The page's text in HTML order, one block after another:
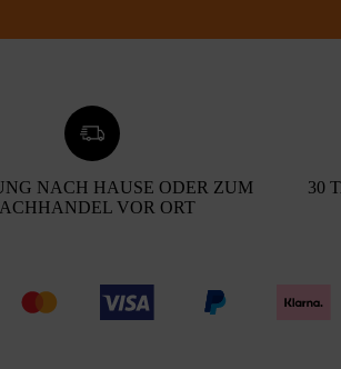
NACH HAUSE ODER ZUM
VOR ORT
30